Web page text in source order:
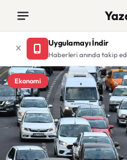
Uygulamayı İndir
Haberleri anında takip
Ekonomi